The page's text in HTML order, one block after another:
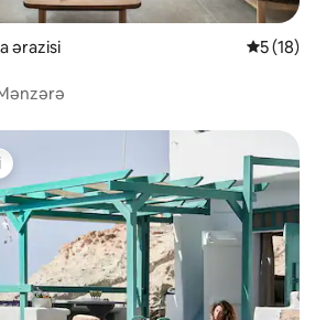
ərazisi Ortalama
5 (18)